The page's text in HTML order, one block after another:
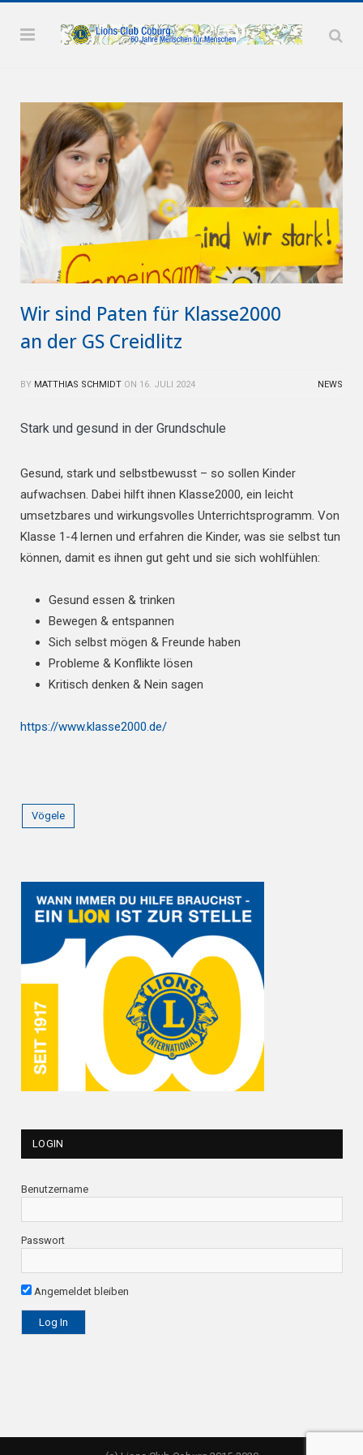
Wir sind Paten für Klasse2000
an der GS Creidlitz
BY MATTHIAS SCHMIDT ON 16. JULI 2024 NEWS
Stark und gesund in der Grundschule
Gesund, stark und selbstbewusst – so sollen Kinder
aufwachsen. Dabei hilft ihnen Klasse2000, ein leicht
umsetzbares und wirkungsvolles Unterrichtsprogramm. Von
Klasse 1-4 lernen und erfahren die Kinder, was sie selbst tun
können, damit es ihnen gut geht und sie sich wohlfühlen:
Gesund essen & trinken
Bewegen & entspannen
Sich selbst mögen & Freunde haben
Probleme & Konflikte lösen
Kritisch denken & Nein sagen
https://www.klasse2000.de/
Vögele
LOGIN
Benutzername
Passwort
Angemeldet bleiben